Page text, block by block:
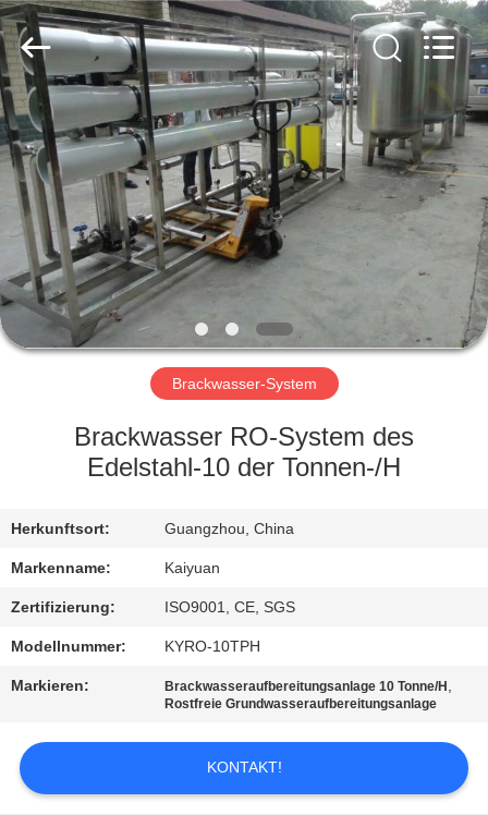
HAUS
PRODUKTE
ÜBER
UNS
FABRIK-
QUALITÄTSKONTROLLE
TRETEN
SIE
MIT
UNS
IN
VERBINDUNG
FORDERN
Water
Treatment
Equipment
Co.,
Ltd..
All
Rights
Reserved.
Brackwasser-System
Brackwasser RO-System des
Edelstahl-10 der Tonnen-/H
Herkunftsort: Guangzhou, China
Markenname: Kaiyuan
Zertifizierung: ISO9001, CE, SGS
Modellnummer: KYRO-10TPH
Markieren: Brackwasseraufbereitungsanlage 10 Tonne/H ,
Rostfreie Grundwasseraufbereitungsanlage
KONTAKT!